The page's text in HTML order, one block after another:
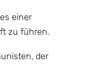
einer
zu führen.
der